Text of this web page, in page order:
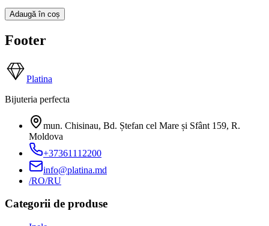
Adaugă în coș
Footer
Platina
Bijuteria perfecta
mun. Chisinau, Bd. Ștefan cel Mare și Sfânt 159, R.
Moldova
+37361112200
info@platina.md
/RO/RU
Categorii de produse